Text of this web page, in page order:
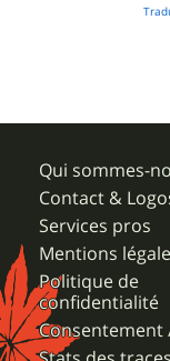
Qui sommes-
Contact &
Services pros
Mentions
Politique de
confidentialité
Consentement